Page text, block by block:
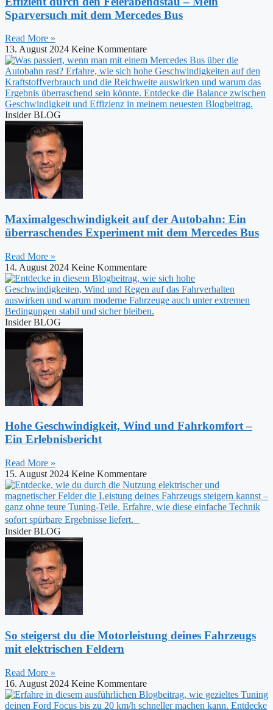
Sparversuch mit dem Mercedes Bus
Read More »
13. August 2024 Keine Kommentare
Insider BLOG
Maximalgeschwindigkeit auf der Autobahn: Ein
überraschendes Experiment mit dem Mercedes Bus
Read More »
14. August 2024 Keine Kommentare
Insider BLOG
Hohe Geschwindigkeit, Wind und Fahrkomfort –
Ein Erlebnisbericht
Read More »
15. August 2024 Keine Kommentare
Insider BLOG
So steigerst du die Motorleistung deines Fahrzeugs
mit elektrischen Feldern
Read More »
16. August 2024 Keine Kommentare